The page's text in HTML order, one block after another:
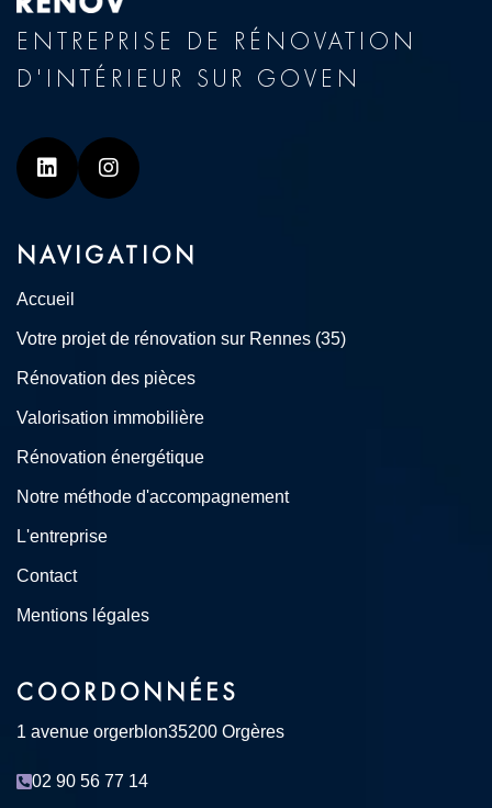
ENTREPRISE DE RÉNOVATION
D'INTÉRIEUR SUR GOVEN
Linkedin Instagram
NAVIGATION
Accueil
Votre projet de rénovation sur Rennes (35)
Rénovation des pièces
Valorisation immobilière
Rénovation énergétique
Notre méthode d'accompagnement
L'entreprise
Contact
Mentions légales
COORDONNÉES
1 avenue orgerblon35200 Orgères
02 90 56 77 14